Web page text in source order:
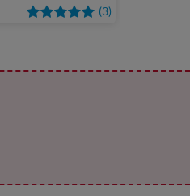
(3)